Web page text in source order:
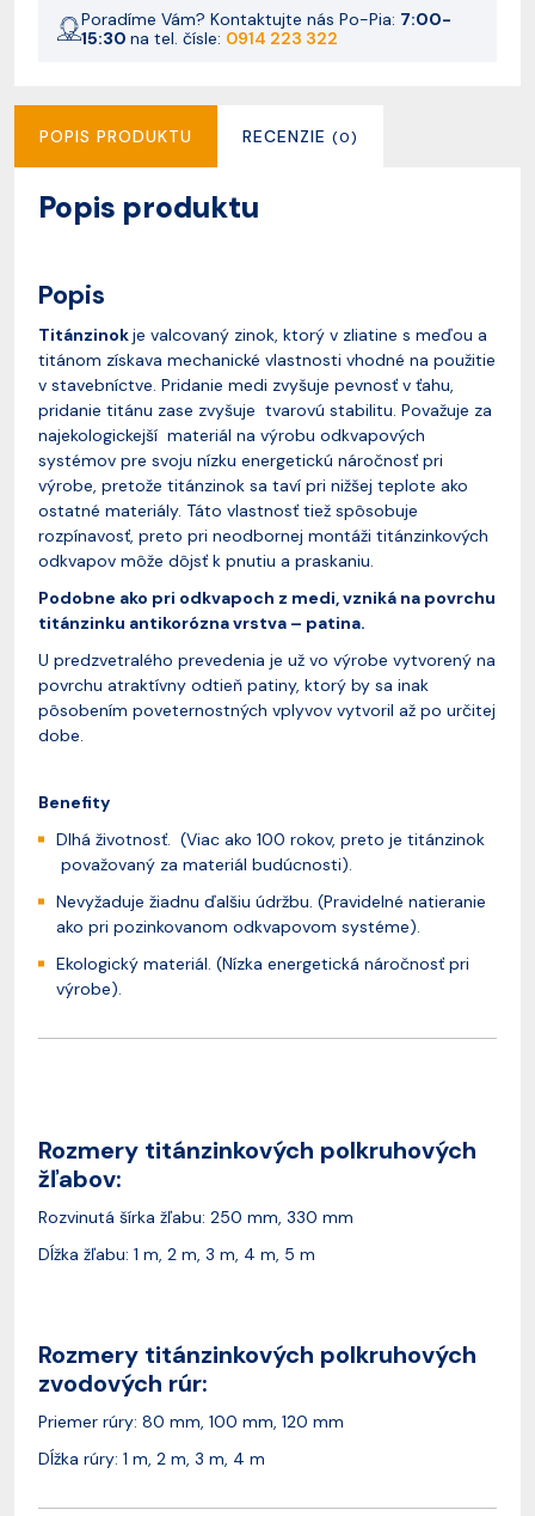
Poradíme Vám? Kontaktujte nás Po-Pia: 7:00-
15:30 na tel. čísle: 0914 223 322
POPIS PRODUKTU RECENZIE (0)
Popis produktu
Popis
Titánzinokje valcovaný zinok, ktorý v zliatine s meďou a
titánom získava mechanické vlastnosti vhodné na použitie
v stavebníctve. Pridanie medi zvyšuje pevnosť v ťahu,
pridanie titánu zase zvyšuje tvarovú stabilitu. Považuje za
najekologickejší materiál na výrobu odkvapových
systémov pre svoju nízku energetickú náročnosť pri
výrobe, pretože titánzinok sa taví pri nižšej teplote ako
ostatné materiály. Táto vlastnosť tiež spôsobuje
rozpínavosť, preto pri neodbornej montáži titánzinkových
odkvapov môže dôjsť k pnutiu a praskaniu.
Podobne ako pri odkvapoch z medi, vzniká na povrchu
titánzinku antikorózna vrstva – patina.
U predzvetralého prevedenia je už vo výrobe vytvorený na
povrchu atraktívny odtieň patiny, ktorý by sa inak
pôsobením poveternostných vplyvov vytvoril až po určitej
dobe.
Benefity
Dlhá životnosť. (Viac ako 100 rokov, preto je titánzinok
považovaný za materiál budúcnosti).
Nevyžaduje žiadnu ďalšiu údržbu. (Pravidelné natieranie
ako pri pozinkovanom odkvapovom systéme).
Ekologický materiál. (Nízka energetická náročnosť pri
výrobe).
Rozmery titánzinkových polkruhových
žľabov:
Rozvinutá šírka žľabu: 250 mm, 330 mm
Dĺžka žľabu: 1 m, 2 m, 3 m, 4 m, 5 m
Rozmery titánzinkových polkruhových
zvodových rúr:
Priemer rúry: 80 mm, 100 mm, 120 mm
Dĺžka rúry: 1 m, 2 m, 3 m, 4 m